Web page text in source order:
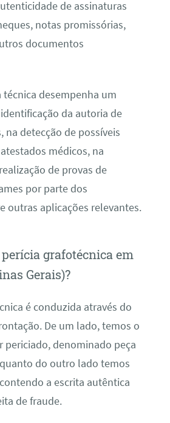
de assinaturas
notas promissórias,
documentos
técnica desempenha um
da autoria de
na detecção de possíveis
médicos, na
de provas de
por parte dos
outras aplicações relevantes.
grafotécnica em
Gerais)?
é conduzida através do
De um lado, temos o
periciado, denominado peça
do outro lado temos
a escrita autêntica
de fraude.